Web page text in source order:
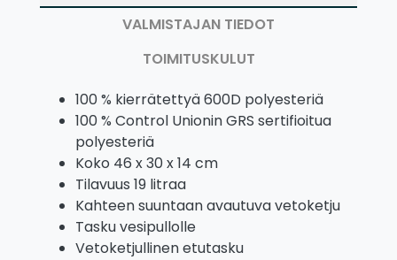
VALMISTAJAN TIEDOT
TOIMITUSKULUT
100 % kierrätettyä 600D polyesteriä
100 % Control Unionin GRS sertifioitua
polyesteriä
Koko 46 x 30 x 14 cm
Tilavuus 19 litraa
Kahteen suuntaan avautuva vetoketju
Tasku vesipullolle
Vetoketjullinen etutasku